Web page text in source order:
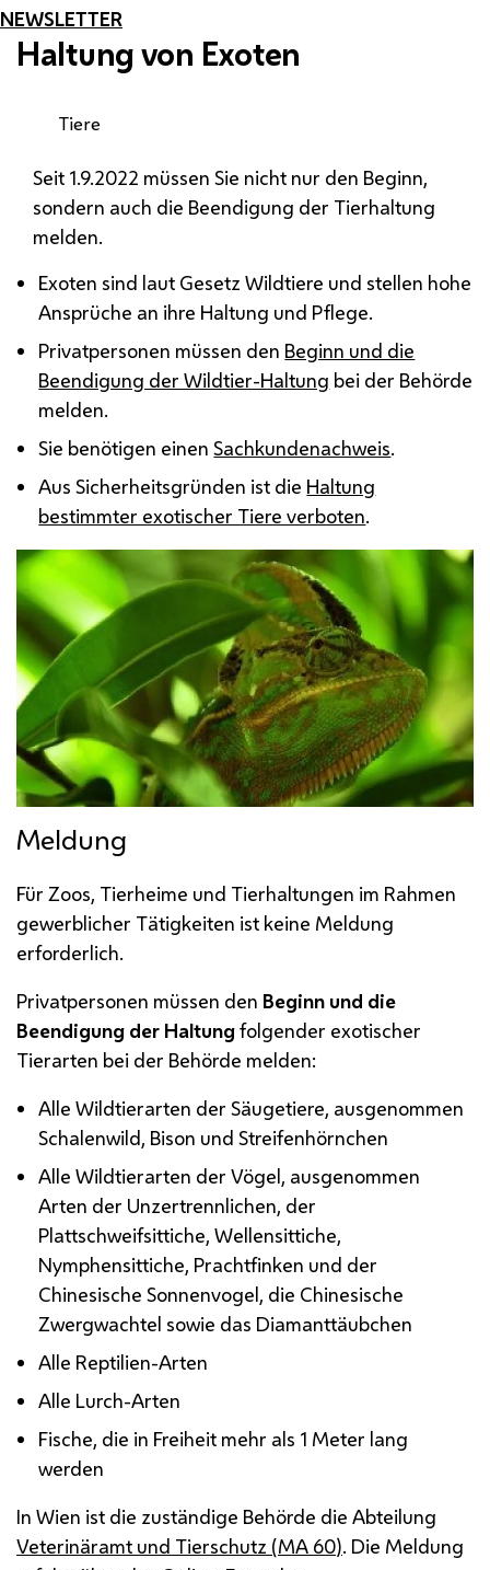
NEWSLETTER
Haltung von Exoten
Tiere
Seit 1.9.2022 müssen Sie nicht nur den Beginn,
sondern auch die Beendigung der Tierhaltung
melden.
Exoten sind laut Gesetz Wildtiere und stellen hohe
Ansprüche an ihre Haltung und Pflege.
Privatpersonen müssen den Beginn und die
Beendigung der Wildtier-Haltung bei der Behörde
melden.
Sie benötigen einenSachkundenachweis.
Aus Sicherheitsgründen ist die Haltung
bestimmter exotischer Tiere verboten.
Meldung
Für Zoos, Tierheime und Tierhaltungen im Rahmen
gewerblicher Tätigkeiten ist keine Meldung
erforderlich.
Privatpersonen müssen den Beginn und die
Beendigung der Haltungfolgender exotischer
Tierarten bei der Behörde melden:
Alle Wildtierarten der Säugetiere, ausgenommen
Schalenwild, Bison und Streifenhörnchen
Alle Wildtierarten der Vögel, ausgenommen
Arten der Unzertrennlichen, der
Plattschweifsittiche, Wellensittiche,
Nymphensittiche, Prachtfinken und der
Chinesische Sonnenvogel, die Chinesische
Zwergwachtel sowie das Diamanttäubchen
Alle Reptilien-Arten
Alle Lurch-Arten
Fische, die in Freiheit mehr als 1 Meter lang
werden
In Wien ist die zuständige Behörde die Abteilung
Veterinäramt und Tierschutz (MA 60). Die Meldung